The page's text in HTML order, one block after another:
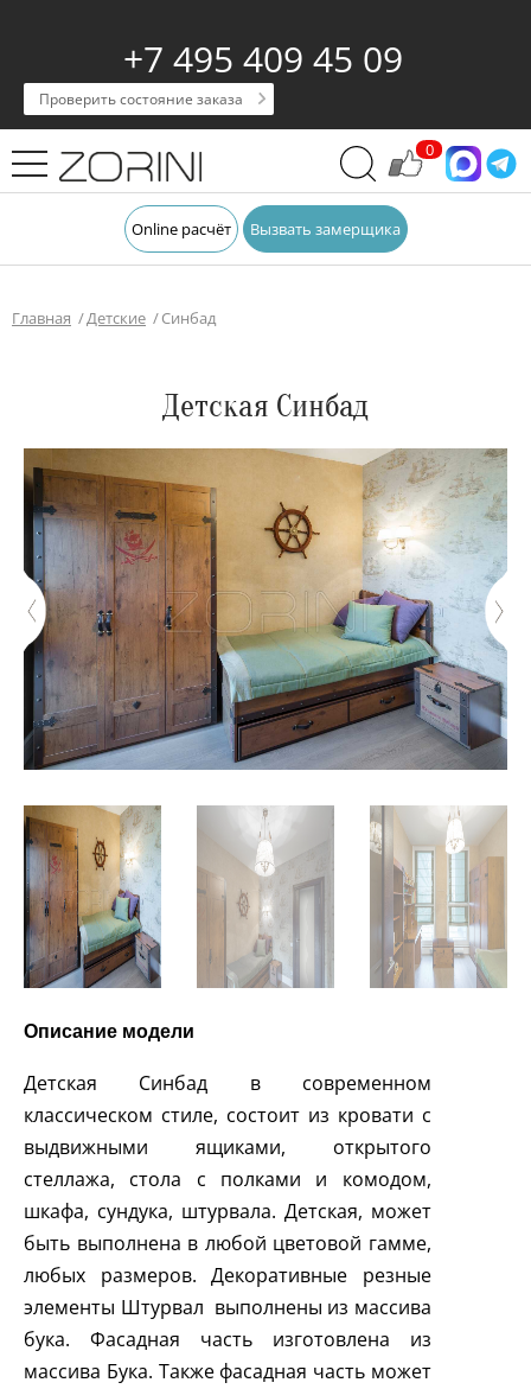
+7 495 409 45 09
Проверить состояние заказа
0
Online расчёт Вызвать замерщика
Главная Детские Синбад
Детская Синбад
Описание модели
Детская Синбад в современном
классическом стиле, состоит из кровати с
выдвижными ящиками, открытого
стеллажа, стола с полками и комодом,
шкафа, сундука, штурвала. Детская, может
быть выполнена в любой цветовой гамме,
любых размеров. Декоративные резные
элементы Штурвал выполнены из массива
бука. Фасадная часть изготовлена из
массива Бука. Также фасадная часть может